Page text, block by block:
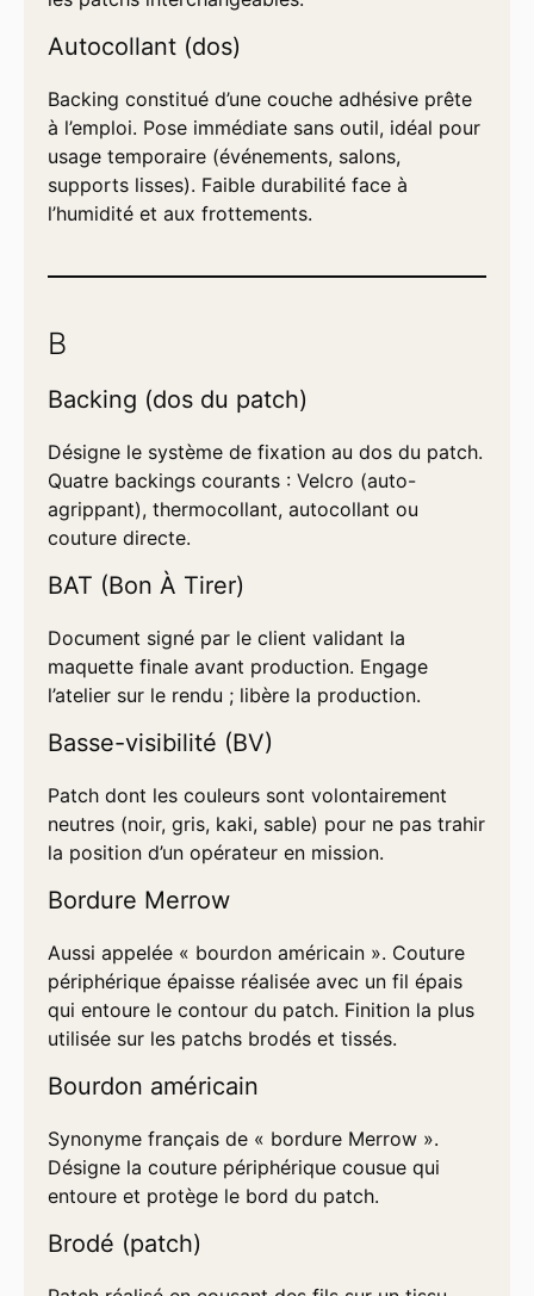
Autocollant (dos)
Backing constitué d’une couche adhésive prête
à l’emploi. Pose immédiate sans outil, idéal pour
usage temporaire (événements, salons,
supports lisses). Faible durabilité face à
l’humidité et aux frottements.
B
Backing (dos du patch)
Désigne le système de fixation au dos du patch.
Quatre backings courants : Velcro (auto-
agrippant), thermocollant, autocollant ou
couture directe.
BAT (Bon À Tirer)
Document signé par le client validant la
maquette finale avant production. Engage
l’atelier sur le rendu ; libère la production.
Basse-visibilité (BV)
Patch dont les couleurs sont volontairement
neutres (noir, gris, kaki, sable) pour ne pas trahir
la position d’un opérateur en mission.
Bordure Merrow
Aussi appelée « bourdon américain ». Couture
périphérique épaisse réalisée avec un fil épais
qui entoure le contour du patch. Finition la plus
utilisée sur les patchs brodés et tissés.
Bourdon américain
Synonyme français de « bordure Merrow ».
Désigne la couture périphérique cousue qui
entoure et protège le bord du patch.
Brodé (patch)